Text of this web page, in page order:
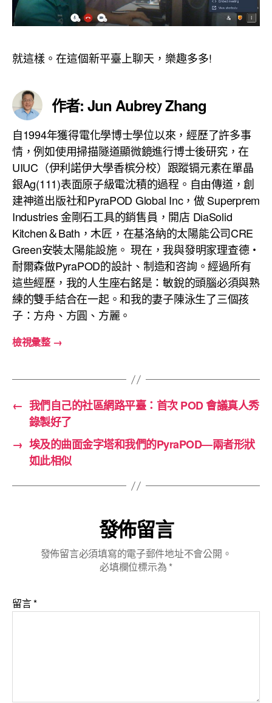
就這樣。在這個新平臺上聊天，樂趣多多!
作者: Jun Aubrey Zhang
自1994年獲得電化學博士學位以來，經歷了許多事
情，例如使用掃描隧道顯微鏡進行博士後研究，在
UIUC（伊利諾伊大學香槟分校）跟蹤镉元素在單晶
銀Ag(111)表面原子級電沈積的過程。自由傳道，創
建神道出版社和PyraPOD Global Inc，做 Superprem
Industries 金剛石工具的銷售員，開店 DiaSolid
Kitchen＆Bath，木匠，在基洛納的太陽能公司CRE
Green安裝太陽能設施。 現在，我與發明家理查德・
耐爾森做PyraPOD的設計、制造和咨詢。經過所有
這些經歷，我的人生座右銘是：敏銳的頭腦必須與熟
練的雙手結合在一起。和我的妻子陳泳生了三個孩
子：方舟、方圓、方麗。
檢視彙整 →
← 我們自己的社區網路平臺：首次 POD 會議真人秀
錄製好了
→ 埃及的曲面金字塔和我們的PyraPOD—兩者形狀
如此相似
發佈留言
發佈留言必須填寫的電子郵件地址不會公開。
必填欄位標示為 *
留言*